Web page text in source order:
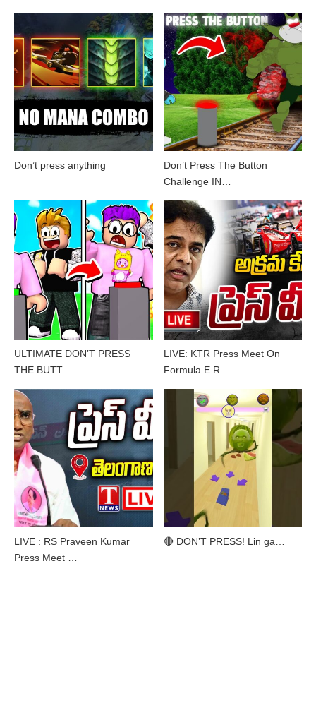
Don’t press anything
Don’t Press The Button
Challenge IN…
ULTIMATE DON’T PRESS
THE BUTT…
LIVE: KTR Press Meet On
Formula E R…
LIVE : RS Praveen Kumar
Press Meet …
🔴 DON’T PRESS! Lin ga…